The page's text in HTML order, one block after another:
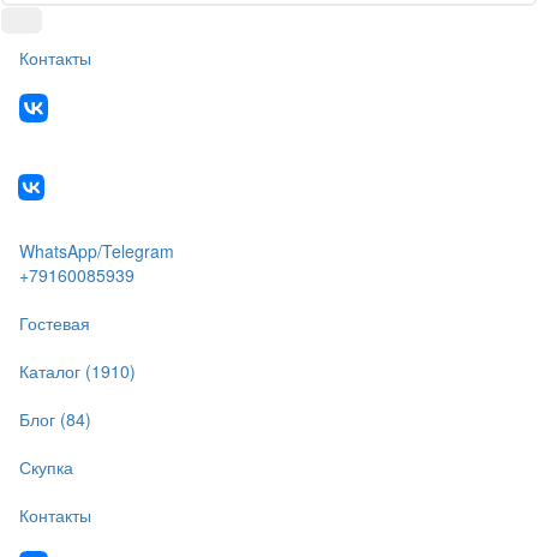
Контакты
WhatsApp/Telegram
+79160085939
Гостевая
Каталог (1910)
Блог (84)
Скупка
Контакты